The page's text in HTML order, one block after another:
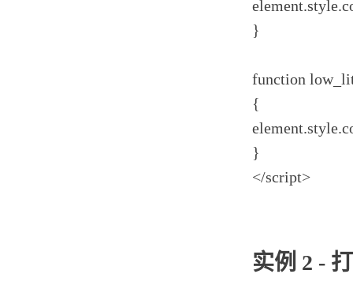
}
function
{
}
</script>
实例 2 -